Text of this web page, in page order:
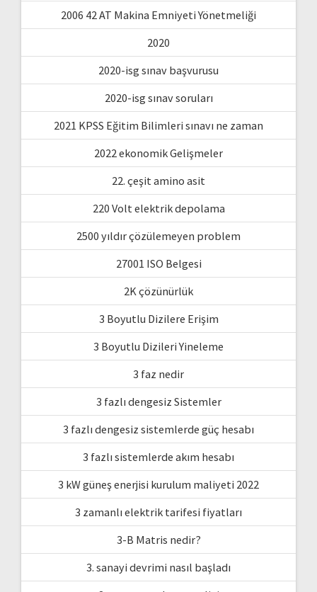
2006 42 AT Makina Emniyeti Yönetmeliği
2020
2020-isg sınav başvurusu
2020-isg sınav soruları
2021 KPSS Eğitim Bilimleri sınavı ne zaman
2022 ekonomik Gelişmeler
22. çeşit amino asit
220 Volt elektrik depolama
2500 yıldır çözülemeyen problem
27001 ISO Belgesi
2K çözünürlük
3 Boyutlu Dizilere Erişim
3 Boyutlu Dizileri Yineleme
3 faz nedir
3 fazlı dengesiz Sistemler
3 fazlı dengesiz sistemlerde güç hesabı
3 fazlı sistemlerde akım hesabı
3 kW güneş enerjisi kurulum maliyeti 2022
3 zamanlı elektrik tarifesi fiyatları
3-B Matris nedir?
3. sanayi devrimi nasıl başladı